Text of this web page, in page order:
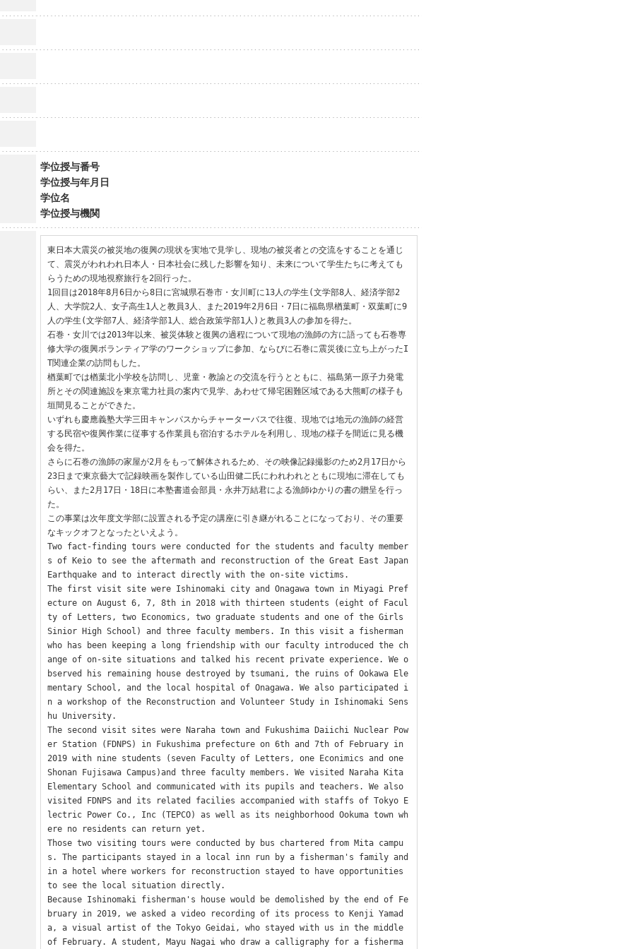
学位授与番号
学位授与年月日
学位名
学位授与機関
東日本大震災の被災地の復興の現状を実地で見学し、現地の被災者との交流をすることを通じ
て、震災がわれわれ日本人・日本社会に残した影響を知り、未来について学生たちに考えても
らうための現地視察旅行を2回行った。
1回目は2018年8月6日から8日に宮城県石巻市・女川町に13人の学生(文学部8人、経済学部2
人、大学院2人、女子高生1人と教員3人、また2019年2月6日・7日に福島県楢葉町・双葉町に9
人の学生(文学部7人、経済学部1人、総合政策学部1人)と教員3人の参加を得た。
石巻・女川では2013年以来、被災体験と復興の過程について現地の漁師の方に語っても石巻専
修大学の復興ボランティア学のワークショップに参加、ならびに石巻に震災後に立ち上がったI
T関連企業の訪問もした。
楢葉町では楢葉北小学校を訪問し、児童・教諭との交流を行うとともに、福島第一原子力発電
所とその関連施設を東京電力社員の案内で見学、あわせて帰宅困難区域である大熊町の様子も
垣間見ることができた。
いずれも慶應義塾大学三田キャンパスからチャーターバスで往復、現地では地元の漁師の経営
する民宿や復興作業に従事する作業員も宿泊するホテルを利用し、現地の様子を間近に見る機
会を得た。
さらに石巻の漁師の家屋が2月をもって解体されるため、その映像記録撮影のため2月17日から
23日まで東京藝大で記録映画を製作している山田健二氏にわれわれとともに現地に滞在しても
らい、また2月17日・18日に本塾書道会部員・永井万結君による漁師ゆかりの書の贈呈を行っ
た。
この事業は次年度文学部に設置される予定の講座に引き継がれることになっており、その重要
なキックオフとなったといえよう。
Two fact-finding tours were conducted for the students and faculty member
s of Keio to see the aftermath and reconstruction of the Great East Japan
Earthquake and to interact directly with the on-site victims.
The first visit site were Ishinomaki city and Onagawa town in Miyagi Pref
ecture on August 6, 7, 8th in 2018 with thirteen students (eight of Facul
ty of Letters, two Economics, two graduate students and one of the Girls
Sinior High School) and three faculty members. In this visit a fisherman
who has been keeping a long friendship with our faculty introduced the ch
ange of on-site situations and talked his recent private experience. We o
bserved his remaining house destroyed by tsumani, the ruins of Ookawa Ele
mentary School, and the local hospital of Onagawa. We also participated i
n a workshop of the Reconstruction and Volunteer Study in Ishinomaki Sens
hu University.
The second visit sites were Naraha town and Fukushima Daiichi Nuclear Pow
er Station (FDNPS) in Fukushima prefecture on 6th and 7th of February in
2019 with nine students (seven Faculty of Letters, one Econimics and one
Shonan Fujisawa Campus)and three faculty members. We visited Naraha Kita
Elementary School and communicated with its pupils and teachers. We also
visited FDNPS and its related facilies accompanied with staffs of Tokyo E
lectric Power Co., Inc (TEPCO) as well as its neighborhood Ookuma town wh
ere no residents can return yet.
Those two visiting tours were conducted by bus chartered from Mita campu
s. The participants stayed in a local inn run by a fisherman's family and
in a hotel where workers for reconstruction stayed to have opportunities
to see the local situation directly.
Because Ishinomaki fisherman's house would be demolished by the end of Fe
bruary in 2019, we asked a video recording of its process to Kenji Yamad
a, a visual artist of the Tokyo Geidai, who stayed with us in the middle
of February. A student, Mayu Nagai who draw a calligraphy for a fisherma